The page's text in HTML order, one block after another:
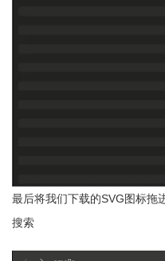
最后将我们下载的SVG图标拖
搜索